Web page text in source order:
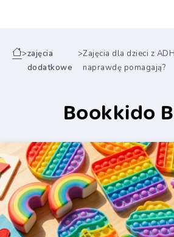
>zajęcia
dodatkowe
>Zajęcia dla dzieci z
naprawdę pomagają?
Bookkido